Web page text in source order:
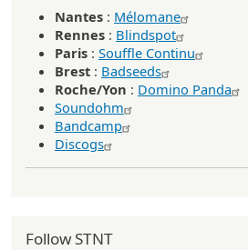
Nantes : Mélomane
Rennes : Blindspot
Paris : Souffle Continu
Brest : Badseeds
Roche/Yon : Domino Panda
Soundohm
Bandcamp
Discogs
Follow STNT